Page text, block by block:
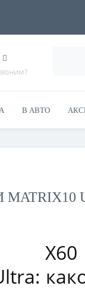
В АВТО
MATRIX10